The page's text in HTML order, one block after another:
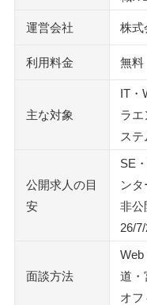
連絡頻度は最初に
未経験でも相談はでき
マイナビ転職やマイナ
マイナビ転職は自
マイナビ転職エージ
登録から内定までの流
面談は1～2時間。
自分の条件で何件比
自社開発かSESか、
紹介理由と懸念点を
マイナビ転職 ITエージ
運営会社 株式
利用料金 無料
主な対象
IT・
ラエ
ス
公開求人の目
安
SE
ンタ
非公
26/
面談方法
Web
道・
オフ